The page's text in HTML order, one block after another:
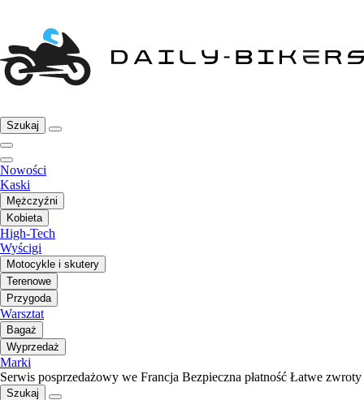
Szukaj
Nowości
Kaski
Mężczyźni
Kobieta
High-Tech
Wyścigi
Motocykle i skutery
Terenowe
Przygoda
Warsztat
Bagaż
Wyprzedaż
Marki
Serwis posprzedażowy we Francja Bezpieczna płatność Łatwe zwroty
Szukaj